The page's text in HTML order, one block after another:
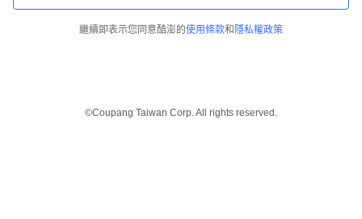
繼續即表示您同意酷澎的使用條款和 隱私權政策
©Coupang Taiwan Corp. All rights reserved.